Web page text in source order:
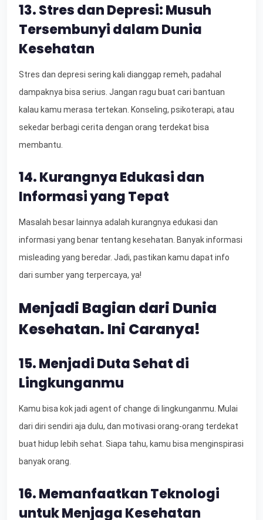
13. Stres dan Depresi: Musuh
Tersembunyi dalam Dunia
Kesehatan
Stres dan depresi sering kali dianggap remeh, padahal
dampaknya bisa serius. Jangan ragu buat cari bantuan
kalau kamu merasa tertekan. Konseling, psikoterapi, atau
sekedar berbagi cerita dengan orang terdekat bisa
membantu.
14. Kurangnya Edukasi dan
Informasi yang Tepat
Masalah besar lainnya adalah kurangnya edukasi dan
informasi yang benar tentang kesehatan. Banyak informasi
misleading yang beredar. Jadi, pastikan kamu dapat info
dari sumber yang terpercaya, ya!
Menjadi Bagian dari Dunia
Kesehatan. Ini Caranya!
15. Menjadi Duta Sehat di
Lingkunganmu
Kamu bisa kok jadi agent of change di lingkunganmu. Mulai
dari diri sendiri aja dulu, dan motivasi orang-orang terdekat
buat hidup lebih sehat. Siapa tahu, kamu bisa menginspirasi
banyak orang.
16. Memanfaatkan Teknologi
untuk Menjaga Kesehatan